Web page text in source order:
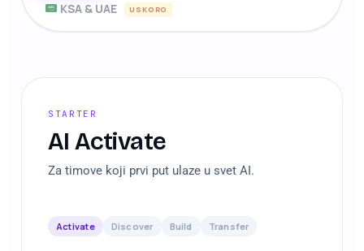
KSA & UAE USKORO
STARTER
AI Activate
Za timove koji prvi put ulaze u svet AI.
Activate Discover Build Transfer